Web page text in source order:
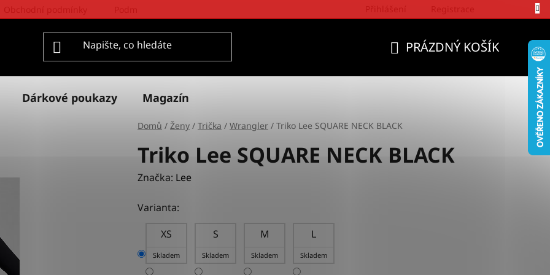
PRÁZDNÝ KOŠÍK
Dárkové poukazy Magazín
Domů / Ženy / Trička / Wrangler / Triko Lee SQUARE NECK BLACK
Triko Lee SQUARE NECK BLACK
Značka: Lee
Varianta:
XS
Skladem
S
Skladem
M
Skladem
L
Skladem